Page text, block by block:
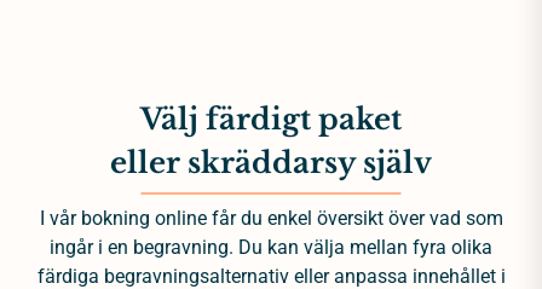
Välj färdigt paket
eller skräddarsy själv
I vår bokning online får du enkel översikt över vad som
ingår i en begravning. Du kan välja mellan fyra olika
färdiga begravningsalternativ eller anpassa innehållet i